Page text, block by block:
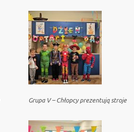
Grupa V – Chłopcy prezentują stroje